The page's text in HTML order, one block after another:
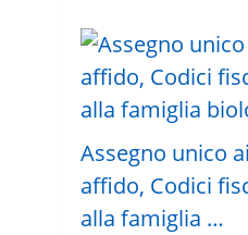
Assegno unico
affido, Codici
alla famiglia …